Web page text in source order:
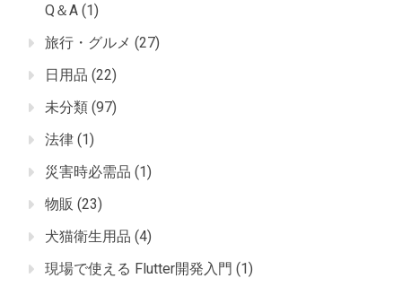
Q＆A (1)
旅行・グルメ (27)
日用品 (22)
未分類 (97)
法律 (1)
災害時必需品 (1)
物販 (23)
犬猫衛生用品 (4)
現場で使える Flutter開発入門 (1)